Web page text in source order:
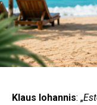
Klaus Iohannis: „